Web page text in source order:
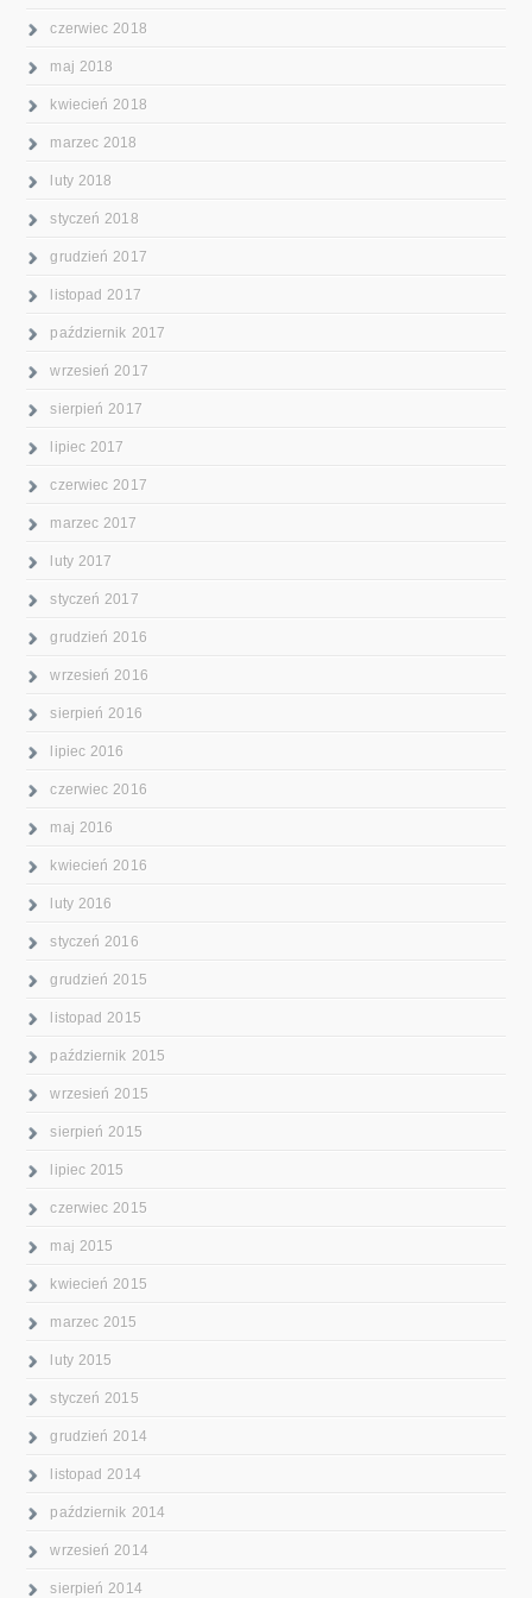
czerwiec 2018
maj 2018
kwiecień 2018
marzec 2018
luty 2018
styczeń 2018
grudzień 2017
listopad 2017
październik 2017
wrzesień 2017
sierpień 2017
lipiec 2017
czerwiec 2017
marzec 2017
luty 2017
styczeń 2017
grudzień 2016
wrzesień 2016
sierpień 2016
lipiec 2016
czerwiec 2016
maj 2016
kwiecień 2016
luty 2016
styczeń 2016
grudzień 2015
listopad 2015
październik 2015
wrzesień 2015
sierpień 2015
lipiec 2015
czerwiec 2015
maj 2015
kwiecień 2015
marzec 2015
luty 2015
styczeń 2015
grudzień 2014
listopad 2014
październik 2014
wrzesień 2014
sierpień 2014